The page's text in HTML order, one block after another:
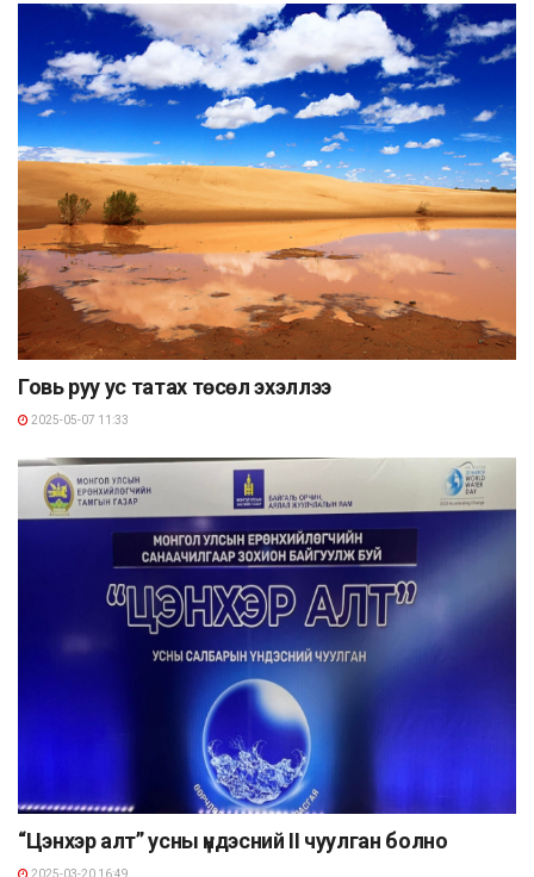
Говь руу ус татах төсөл эхэллээ
2025-05-07 11:33
“Цэнхэр алт” усны үндэсний II чуулган болно
2025-03-20 16:49